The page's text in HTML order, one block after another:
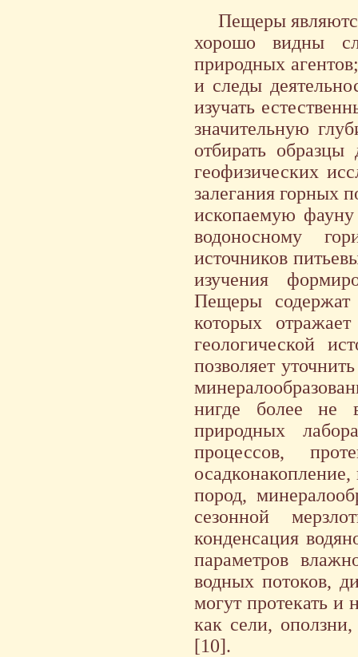
Пещеры
хорошо видны
природных
и следы
изучать
значительную
отбирать образцы
геофизических
залегания горных
ископаемую
водоносному
источников
изучения
Пещеры содержат
которых
геологической
позволяет
нигде более не
природных
процессов,
пород,
сезонной
конденсация
параметров
водных потоков,
могут протекать и
как сели,
[10].